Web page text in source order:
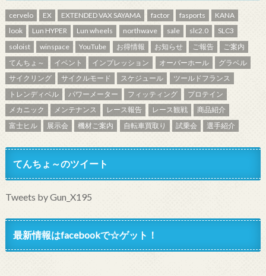
cervelo EX EXTENDED VAX SAYAMA factor fasports
KANA
look
Lun HYPER Lun wheels northwave sale slc2.0
SLC3
soloist
winspace YouTube お得情報 お知らせ ご報告
ご案内
てんちょ～
イベント インプレッション オーバーホール
グラベル
サイクリング
サイクルモード スケジュール
ツールドフランス
トレンディベル
パワーメーター フィッティング
プロテイン
メカニック
メンテナンス レース報告 レース観戦
商品紹介
富士ヒル
展示会 機材ご案内 自転車買取り 試乗会 選手紹介
てんちょ～のツイート
Tweets by Gun_X195
最新情報はfacebookで☆ゲット！